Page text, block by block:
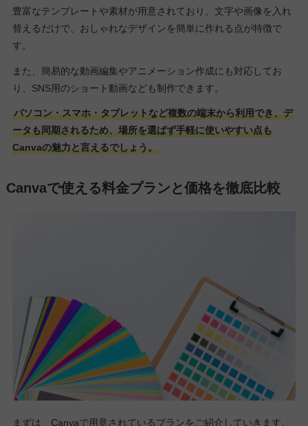
豊富なテンプレートや素材が用意されており、文字や画像を入れ
替えるだけで、おしゃれなデザインを簡単に作れる点が特徴で
す。
また、簡易的な動画編集やアニメーション作成にも対応してお
り、SNS用のショート動画なども制作できます。
パソコン・スマホ・タブレットなど複数の端末から利用でき、デ
ータも同期されるため、場所を選ばず手軽に使いやすい点も
Canvaの魅力と言えるでしょう。
Canvaで使える料金プランと価格を徹底比較
まずは、Canvaで用意されているプランをご紹介していきます。